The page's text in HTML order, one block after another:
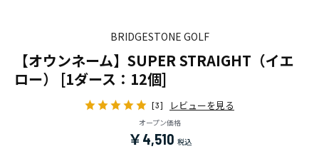
BRIDGESTONE GOLF
【オウンネーム】SUPER STRAIGHT（イエ
ロー） [1ダース：12個]
[3] レビューを見る
オープン価格
￥4,510